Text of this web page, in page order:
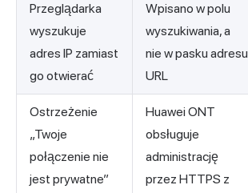
Przeglądarka
wyszukuje
adres IP zamiast
go otwierać
Wpisano w polu
wyszukiwania, a
nie w pasku adresu
URL
Ostrzeżenie
„Twoje
połączenie nie
jest prywatne”
Huawei ONT
obsługuje
administrację
przez HTTPS z